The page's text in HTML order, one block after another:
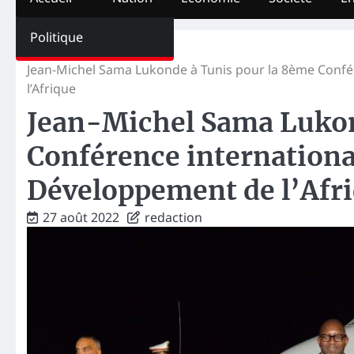
Politique
Jean-Michel Sama Lukonde à Tunis pour la 8ème
l’Afrique
Jean-Michel Sama
Conférence
Développement de
27 août 2022 redaction